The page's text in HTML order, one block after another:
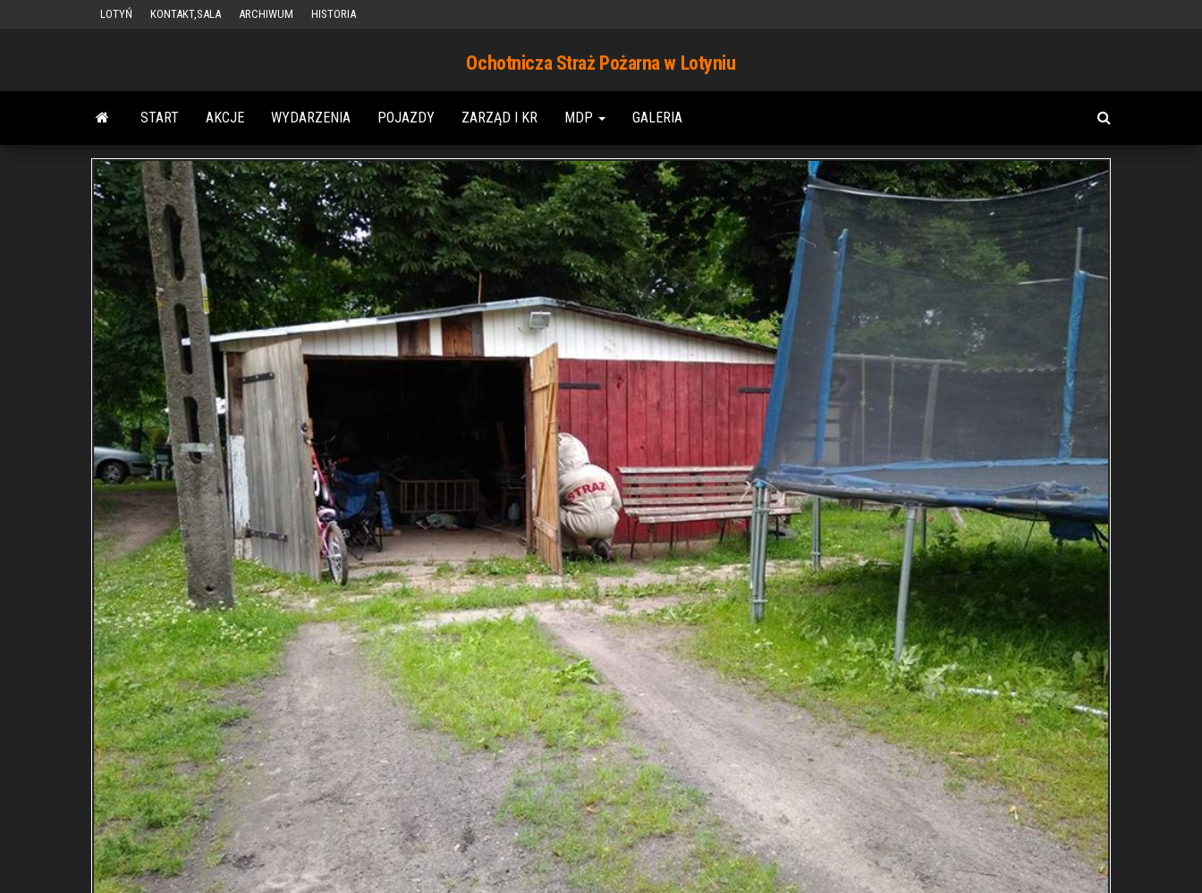
LOTYŃ KONTAKT,SALA ARCHIWUM HISTORIA
Ochotnicza Straż Pożarna w Lotyniu
START AKCJE WYDARZENIA POJAZDY ZARZĄD I KR MDP GALERIA